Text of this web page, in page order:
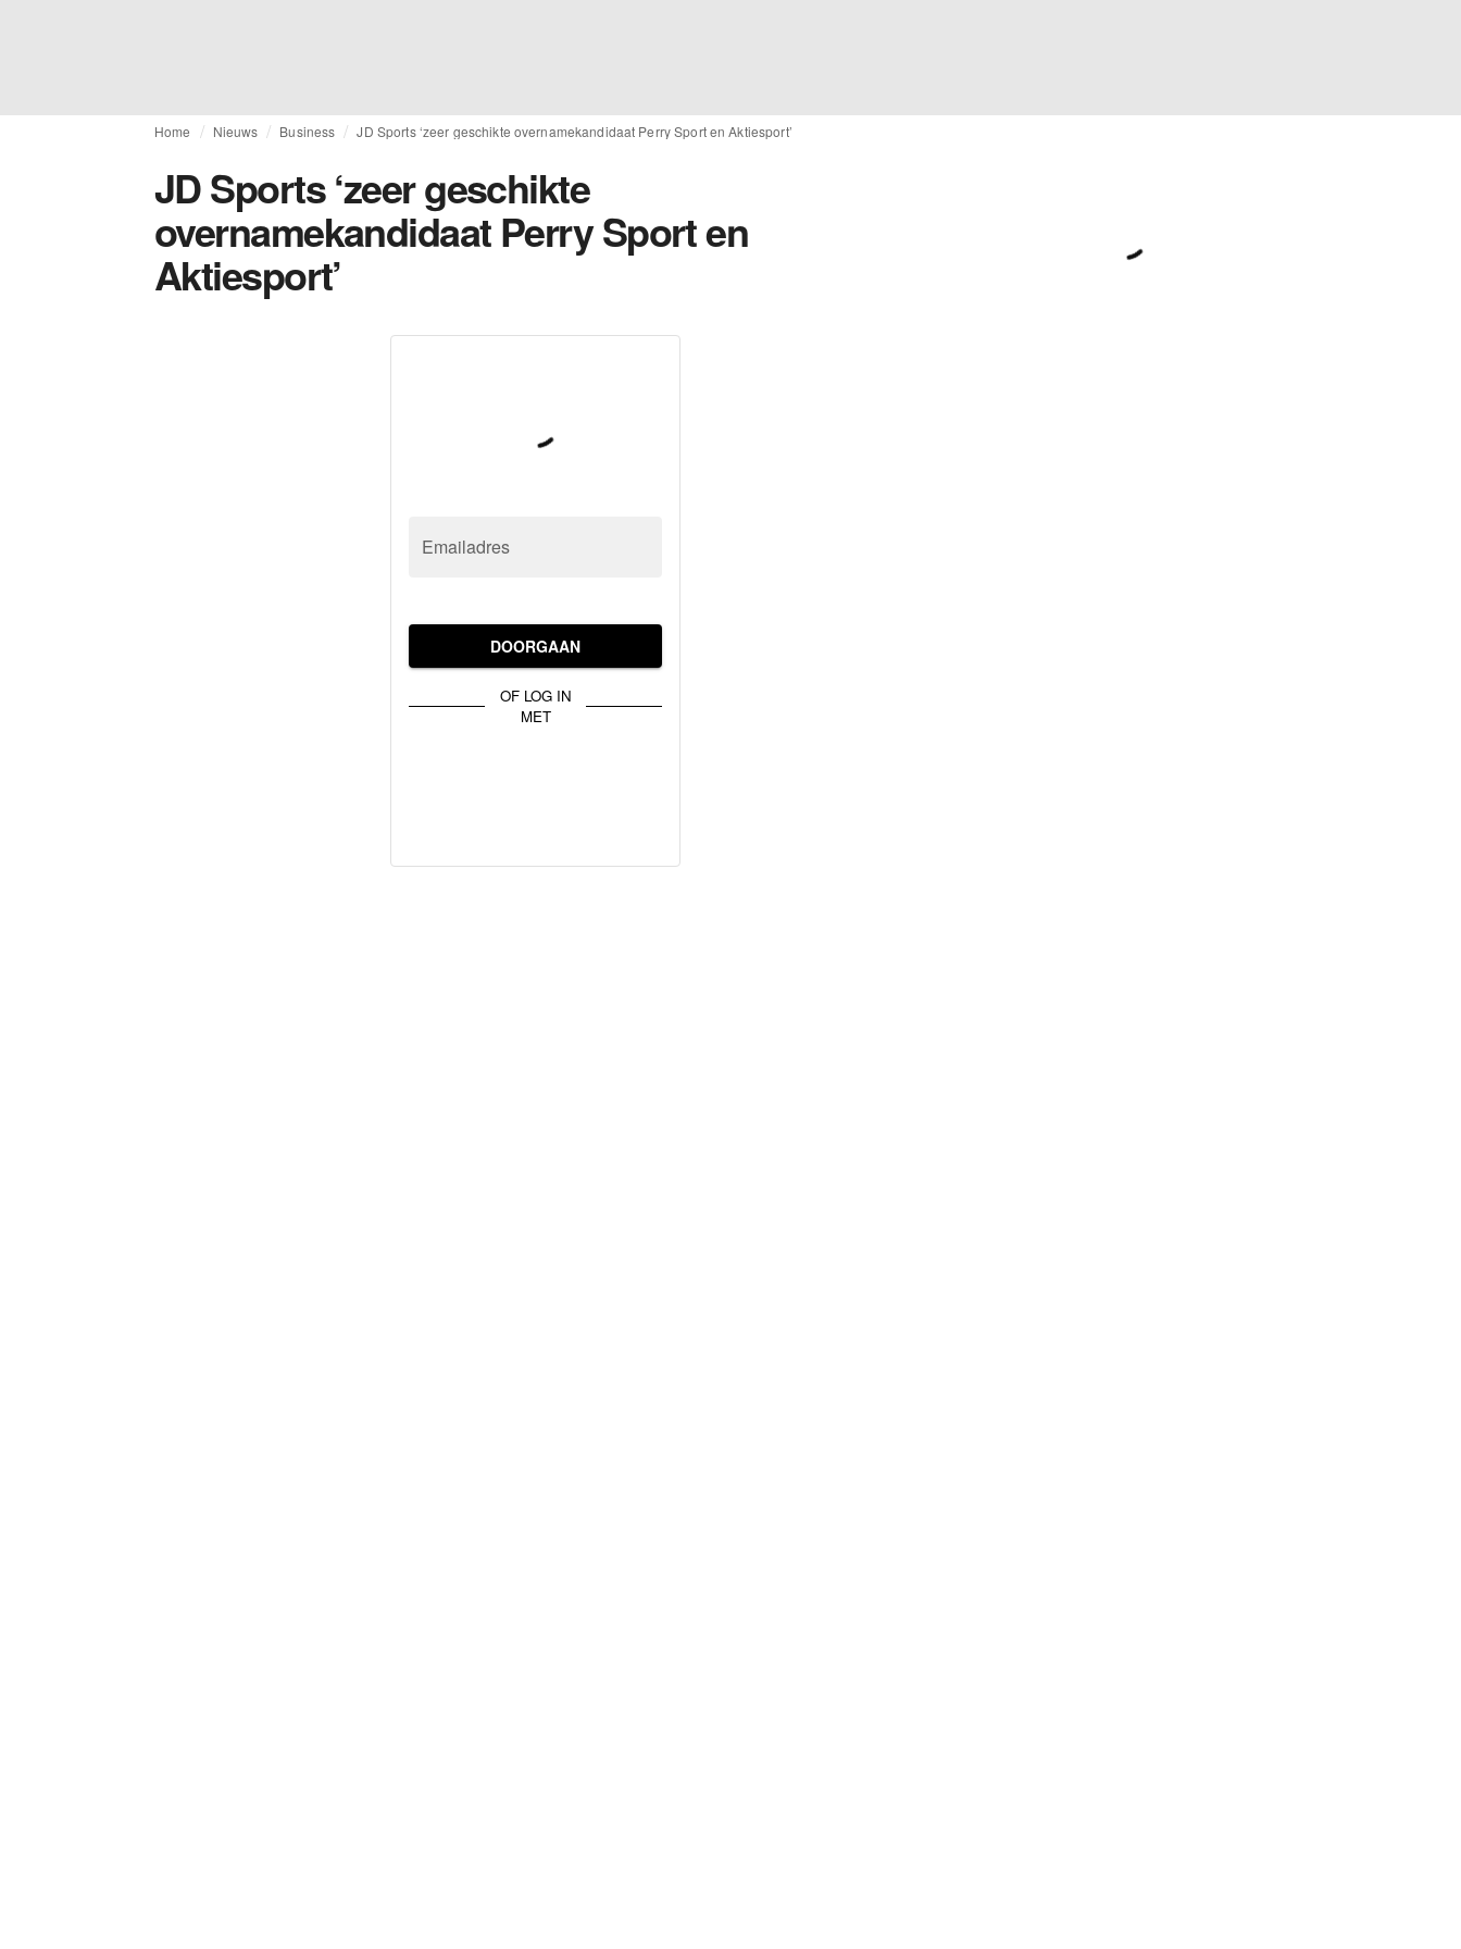
Home Nieuws Business JD Sports ‘zeer geschikte overnamekandidaat Perry Sport en Aktiesport’
JD Sports ‘zeer geschikte
overnamekandidaat Perry Sport en
Aktiesport’
Emailadres
DOORGAAN
OF LOG IN
MET